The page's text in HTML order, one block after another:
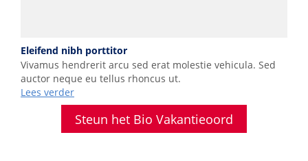
Eleifend nibh porttitor
Vivamus hendrerit arcu sed erat molestie vehicula. Sed
auctor neque eu tellus rhoncus ut.
Lees verder
Steun het Bio Vakantieoord